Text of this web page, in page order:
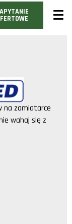
na zamiatarce
wahaj się z